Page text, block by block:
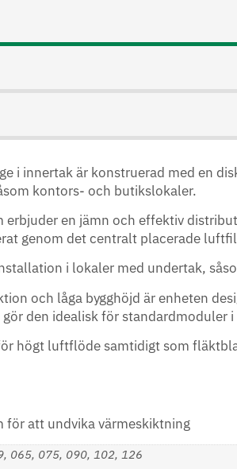
i innertak är konstruerad med en
kontors- och butikslokaler.
erbjuder en jämn och effektiv
genom det centralt placerade
i lokaler med undertak,
och låga bygghöjd är enheten
den idealisk för standardmoduler
högt luftflöde samtidigt som
för att undvika värmeskiktning
065, 075, 090, 102, 126